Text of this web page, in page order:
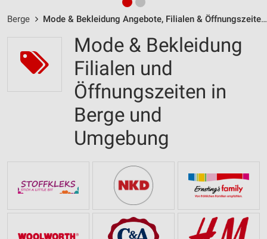
Berge Mode & Bekleidung Angebote, Filialen & Öffnungszeiten
Mode & Bekleidung
Filialen und
Öffnungszeiten in
Berge und
Umgebung